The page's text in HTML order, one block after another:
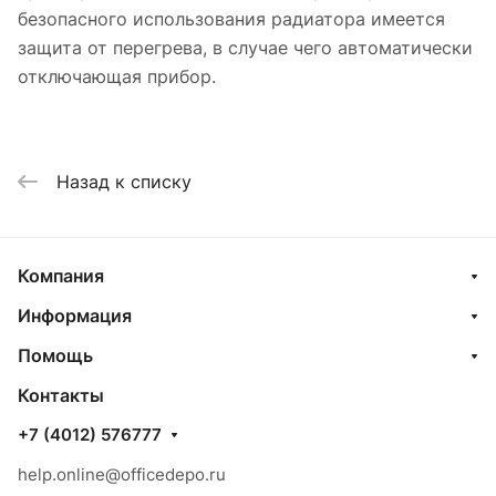
безопасного использования радиатора имеется
защита от перегрева, в случае чего автоматически
отключающая прибор.
Назад к списку
Компания
Информация
Помощь
Контакты
+7 (4012) 576777
help.online@officedepo.ru